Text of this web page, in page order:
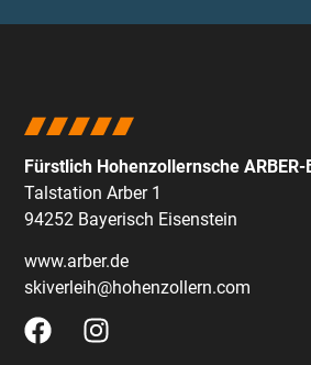
Fürstlich Hohenzollernsche ARBER-
Talstation Arber 1
94252 Bayerisch Eisenstein
www.arber.de
skiverleih@hohenzollern.com